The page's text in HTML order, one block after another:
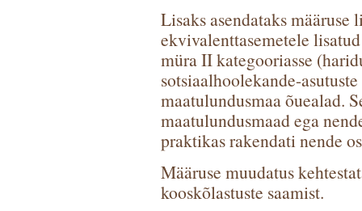
Lisaks asendataks
ekvivalenttasemetele
müra II kategooriasse
sotsiaalhoolekande-
maatulundusmaa õuealad.
maatulundusmaad ega
praktikas rakendati nende
Määruse muudatus
kooskõlastuste saamist.